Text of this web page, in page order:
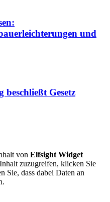
und
beschließt Gesetz
von Elfsight Widget
zuzugreifen, klicken Sie
Sie, dass dabei Daten an